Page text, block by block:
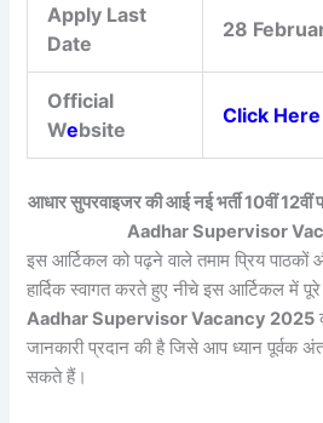
Apply Last
Date
28
Official
Website
Click Here
आधार सुपरवाइजर की आई नई भर्ती 10वीं
Aadhar Supervisor
इस आर्टिकल को पढ़ने वाले तमाम प्रिय पाठकों
हार्दिक स्वागत करते हुए नीचे इस आर्टिकल में
Aadhar Supervisor Vacancy 2025
जानकारी प्रदान की है जिसे आप ध्यान
सकते हैं।